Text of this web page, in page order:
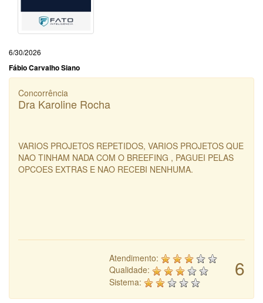
6/30/2026
Fábio Carvalho Siano
Concorrência
Dra Karoline Rocha
VARIOS PROJETOS REPETIDOS, VARIOS PROJETOS QUE
NAO TINHAM NADA COM O BREEFING , PAGUEI PELAS
OPCOES EXTRAS E NAO RECEBI NENHUMA.
6
Atendimento:
Qualidade:
Sistema: